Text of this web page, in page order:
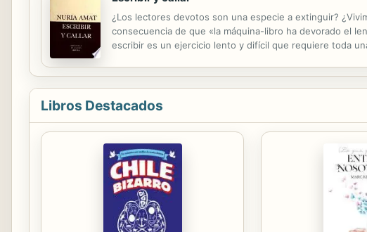
¿Los lectores devotos son una especie a extinguir?
consecuencia de que «la máquina-libro ha devorado el
escribir es un ejercicio lento y difícil que requiere toda
Libros Destacados